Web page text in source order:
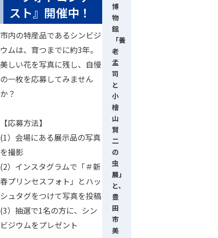
スト』開催中！
市内の特産品であるシンビジ
ウムは、育つまでに約3年。
美しい花を写真に残し、自慢
の一枚を応募してみません
か？
【応募方法】
(1）会場にある展示品の写真
を撮影
(2）インスタグラムで「＃新
春プリンセスフォト」とハッ
シュタグをつけて写真を投稿
(3）抽選で1名の方に、シン
ビジウムをプレゼント
博
物
館
「養
老
孟
司
と
小
檜
山
賢
二
の
虫
展」
と、
豊
田
市
美